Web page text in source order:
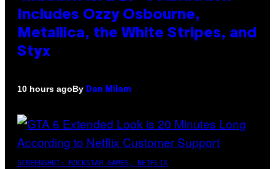
Includes Ozzy Osbourne,
Metallica, the White Stripes, and
Styx
10 hours agoBy Dan Milam
SCREENSHOT: ROCKSTAR GAMES, NETFLIX